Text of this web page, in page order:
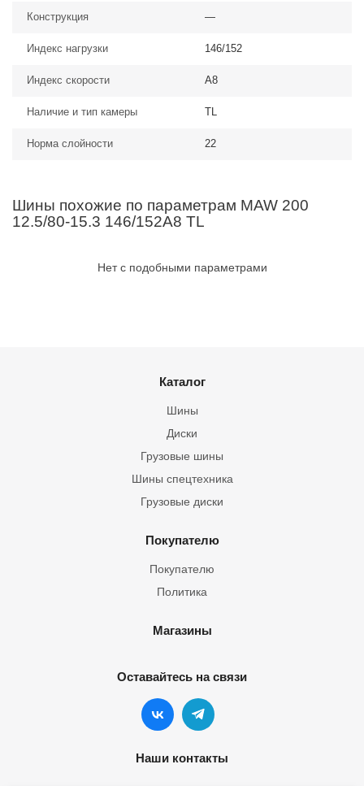
Конструкция —
Индекс нагрузки 146/152
Индекс скорости A8
Наличие и тип камеры TL
Норма слойности 22
Шины похожие по параметрам MAW 200
12.5/80-15.3 146/152A8 TL
Нет с подобными параметрами
Каталог
Шины
Грузовые шины
Шины спецтехника
Диски
Грузовые диски
Покупателю
Покупателю
Политика
Магазины
Оставайтесь на связи
Наши контакты